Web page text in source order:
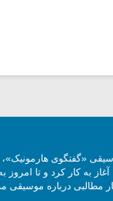
فروردین ۱۳۸۳ آغاز به کار کرد و تا
مطالبی درباره موسیقی